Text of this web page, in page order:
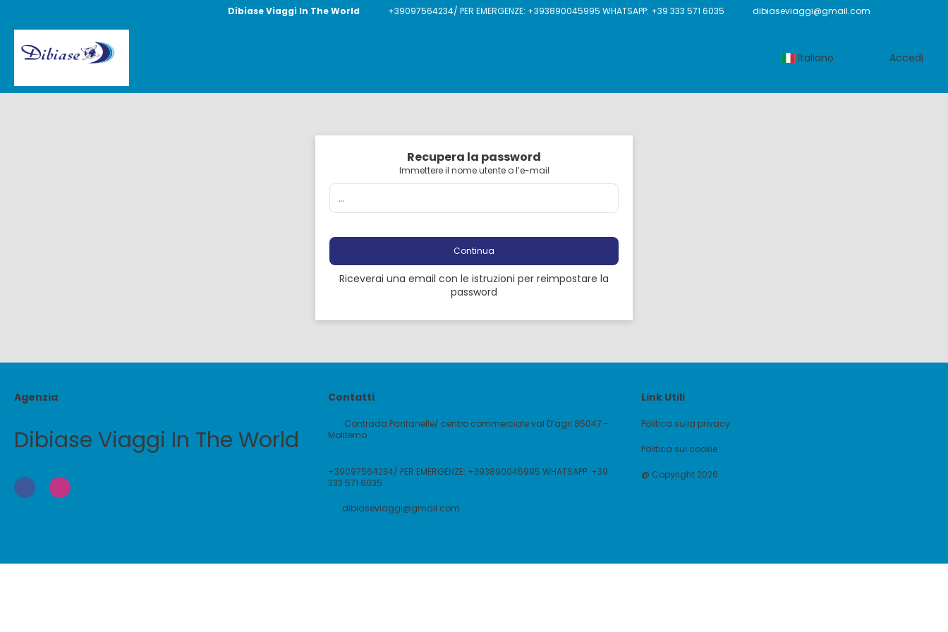
Dibiase Viaggi In The World +39097564234/ PER EMERGENZE: +393890045995 WHATSAPP: +39 333 571 6035 dibiaseviaggi@gmail.com
Italiano Accedi
Recupera la password
Immettere il nome utente o l’e-mail
Continua
Riceverai una email con le istruzioni per reimpostare la
password
Agenzia
Dibiase Viaggi In The World
Contatti
Contrada Pantanelle/ centro commerciale val D’agri 85047 -
Moliterno
+39097564234/ PER EMERGENZE: +393890045995 WHATSAPP: +39
333 571 6035
dibiaseviaggi@gmail.com
Link Utili
Politica sulla privacy
Politica sui cookie
@ Copyright 2026